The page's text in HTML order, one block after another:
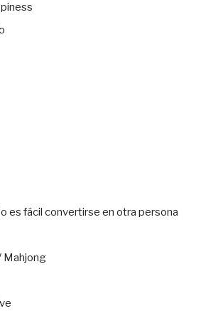
es fácil convertirse en otra persona
Mahjong